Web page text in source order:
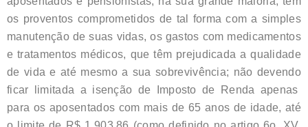
os proventos comprometidos de tal forma com a simples
manutenção de suas vidas, os gastos com medicamentos
e tratamentos médicos, que têm prejudicada a qualidade
de vida e até mesmo a sua sobrevivência; não devendo
ficar limitada a isenção de Imposto de Renda apenas
para os aposentados com mais de 65 anos de idade, até